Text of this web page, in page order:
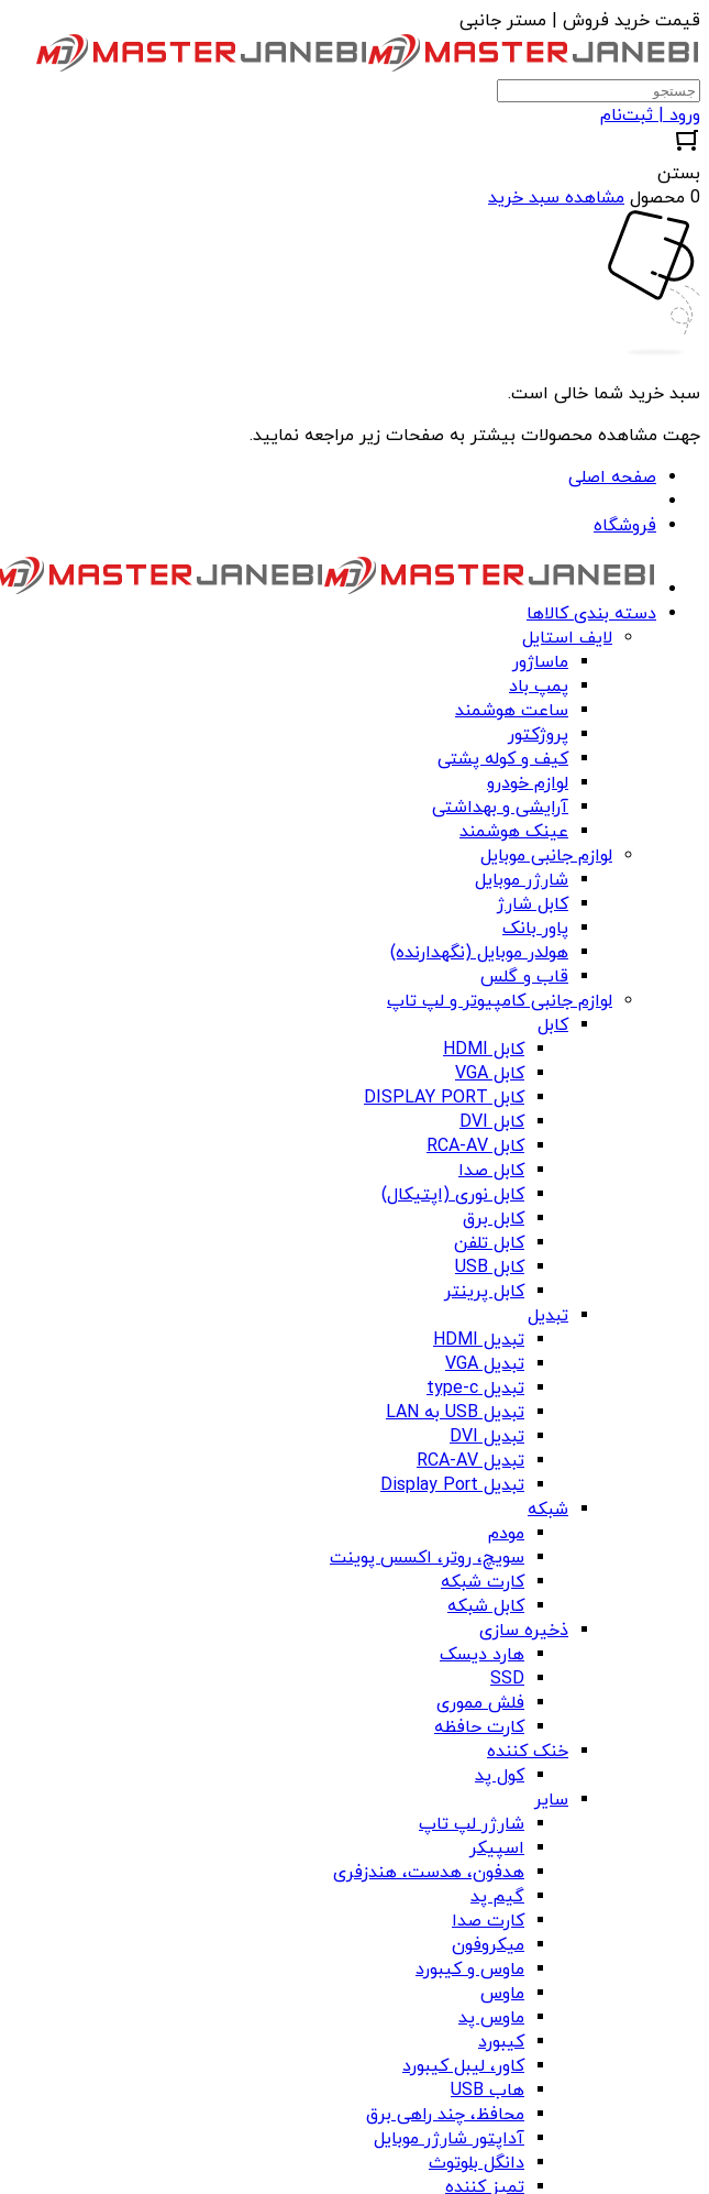
قیمت خرید فروش | مستر جانبی
ورود | ثبت‌نام
بستن
0 محصول
مشاهده سبد خرید
سبد خرید شما خالی است.
جهت مشاهده محصولات بیشتر به صفحات زیر مراجعه نمایید.
صفحه اصلی
فروشگاه
دسته بندی کالاها
لایف استایل
ماساژور
پمپ باد
ساعت هوشمند
پروژکتور
کیف و کوله پشتی
لوازم خودرو
آرایشی و بهداشتی
عینک هوشمند
لوازم جانبی موبایل
شارژر موبایل
کابل شارژ
پاور بانک
هولدر موبایل (نگهدارنده)
قاب و گلس
لوازم جانبی کامپیوتر و لپ تاپ
کابل
کابل HDMI
کابل VGA
کابل DISPLAY PORT
کابل DVI
کابل RCA-AV
کابل صدا
کابل نوری (اپتیکال)
کابل برق
کابل تلفن
کابل USB
کابل پرینتر
تبدیل
تبدیل HDMI
تبدیل VGA
تبدیل type-c
تبدیل USB به LAN
تبدیل DVI
تبدیل RCA-AV
تبدیل Display Port
شبکه
مودم
سویچ، روتر، اکسس پوینت
کارت شبکه
کابل شبکه
ذخیره سازی
هارد دیسک
SSD
فلش مموری
کارت حافظه
خنک کننده
کول پد
سایر
شارژر لپ تاپ
اسپیکر
هدفون، هدست، هندزفری
گیم پد
کارت صدا
میکروفون
ماوس و کیبورد
ماوس
ماوس پد
کیبورد
کاور، لیبل کیبورد
هاب USB
محافظ، چند راهی برق
آداپتور شارژر موبایل
دانگل بلوتوث
تمیز کننده